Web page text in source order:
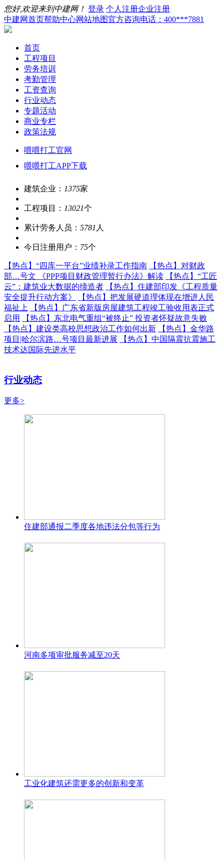
您好,欢迎来到中建网！ 登录 个人注册企业注册
中建网首页帮助中心网站地图官方咨询电话：400***7881
首页
工程项目
劳务培训
考勤管理
工资查询
行业动态
专题活动
商业专栏
政策法规
喂喂打工官网
喂喂打工APP下载
建筑企业： 1375家
工程项目： 13021个
累计劳务人员： 5781 人
今日注册用户： 75个
【热点】 “四库一平台”业绩补录工作指南 【热点】 对财政
部…号文 《PPP项目财政管理暂行办法》解读
【热点】 “工匠
云”：建筑业大数据的缔造者
【热点】 住建部印发《工程质量
安全提升行动方案》
【热点】 把发展硬道理体现在增进人民
福祉上
【热点】
广东省新版房屋建筑工程竣工验收用表正式
启用
【热点】 东北电气重组“被终止” 投资者怀疑故意失败
【热点】 建设类高校思想政治工作如何出新 【热点】 金华路
项目|哈尔滨路…号项目最新进展
【热点】 中国隔震抗震施工
技术达国际先进水平
行业动态
更多>
住建部通报二季度各地违法分包等行为
河南多项审批服务减至20天
工业化建筑还需更多的创新和变革